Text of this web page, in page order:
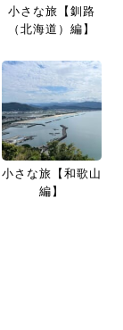
小さな旅【釧路
（北海道）編】
小さな旅【和歌山
編】